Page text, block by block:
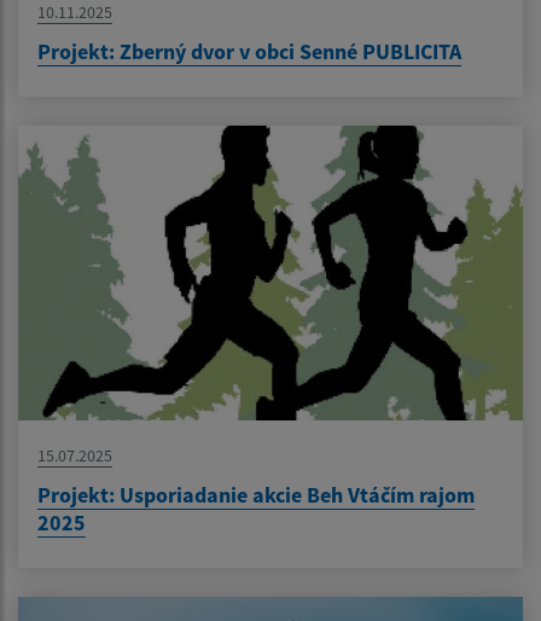
10.11.2025
Projekt: Zberný dvor v obci Senné PUBLICITA
15.07.2025
Projekt: Usporiadanie akcie Beh Vtáčím rajom
2025